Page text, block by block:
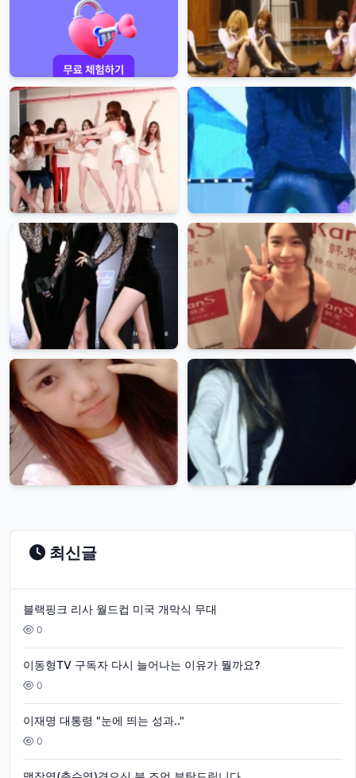
최신글
블랙핑크 리사 월드컵 미국 개막식 무대
0
이동형TV 구독자 다시 늘어나는 이유가 뭘까요?
0
이재명 대통령 "눈에 띄는 성과.."
0